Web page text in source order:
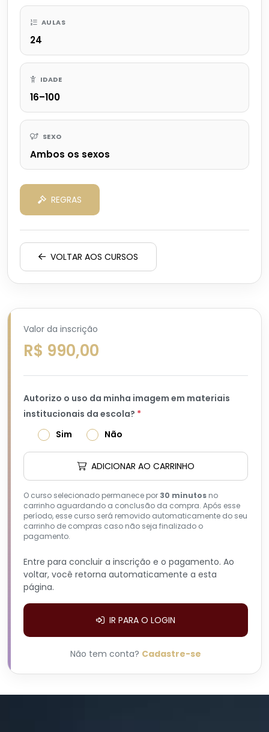
AULAS
24
IDADE
16–100
SEXO
Ambos os sexos
REGRAS
VOLTAR AOS CURSOS
Valor da inscrição
R$ 990,00
Autorizo o uso da minha imagem em materiais
institucionais da escola? *
Sim
Não
ADICIONAR AO CARRINHO
O curso selecionado permanece por 30 minutosno
carrinho aguardando a conclusão da compra. Após esse
período, esse curso será removido automaticamente do seu
carrinho de compras caso não seja finalizado o
pagamento.
Entre para concluir a inscrição e o pagamento. Ao
voltar, você retorna automaticamente a esta
página.
IR PARA O LOGIN
Não tem conta? Cadastre-se